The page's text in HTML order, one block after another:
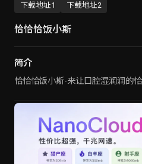
下载地址1 下载地址2
恰恰恰饭小斯
简介
恰恰恰饭小斯-来让口腔湿润润的